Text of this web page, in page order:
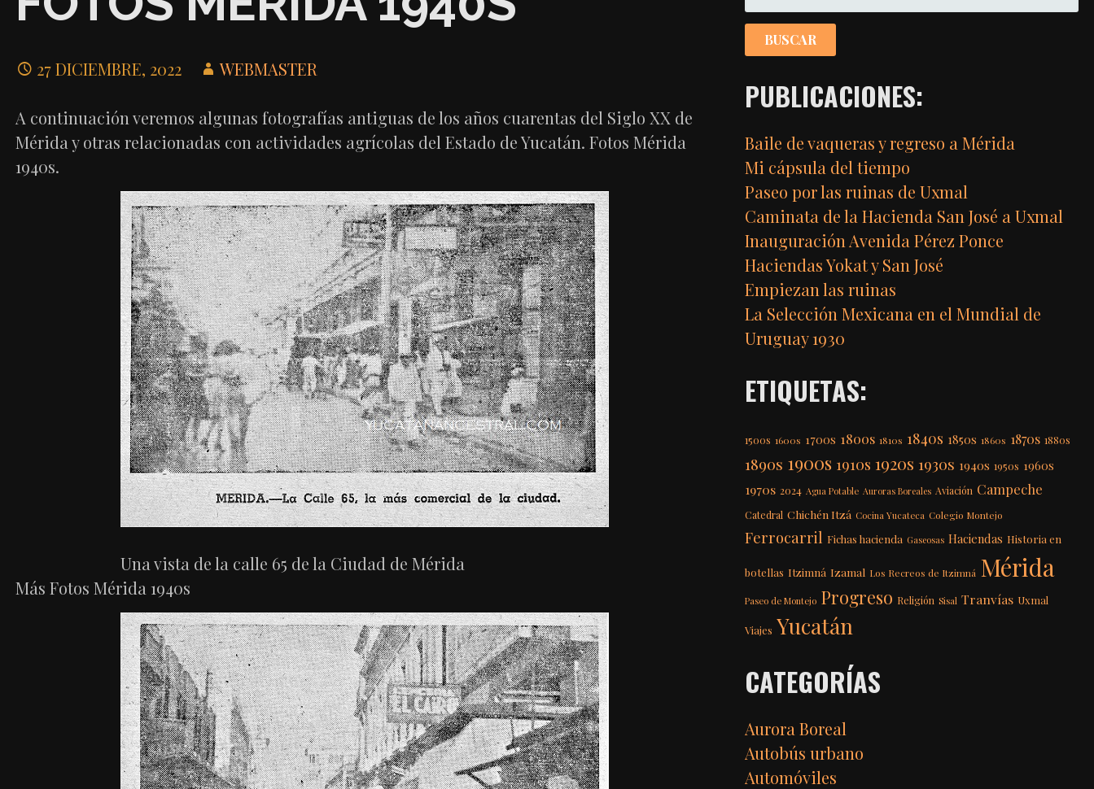
27 DICIEMBRE, 2022 WEBMASTER
A continuación veremos algunas fotografías antiguas de los años cuarentas del Siglo XX de
Mérida y otras relacionadas con actividades agrícolas del Estado de Yucatán. Fotos Mérida
1940s.
Una vista de la calle 65 de la Ciudad de Mérida
Más Fotos Mérida 1940s
PUBLICACIONES:
Baile de vaqueras y regreso a Mérida
Mi cápsula del tiempo
Paseo por las ruinas de Uxmal
Caminata de la Hacienda San José a Uxmal
Inauguración Avenida Pérez Ponce
Haciendas Yokat y San José
Empiezan las ruinas
La Selección Mexicana en el Mundial de
Uruguay 1930
ETIQUETAS:
1500s 1600s 1700s 1800s 1810s 1840s 1850s 1860s 1870s 1880s
1890s 1900s 1910s 1920s 1930s 1940s 1950s 1960s
1970s 2024 Agua Potable Auroras Boreales Aviación Campeche
Catedral Chichén Itzá Cocina Yucateca Colegio Montejo
Ferrocarril Fichas hacienda Gaseosas Haciendas Historia en
botellas Itzimná Izamal Los Recreos de Itzimná Mérida
Paseo de Montejo Progreso Religión Sisal Tranvías Uxmal
Viajes Yucatán
CATEGORÍAS
Aurora Boreal
Autobús urbano
Automóviles